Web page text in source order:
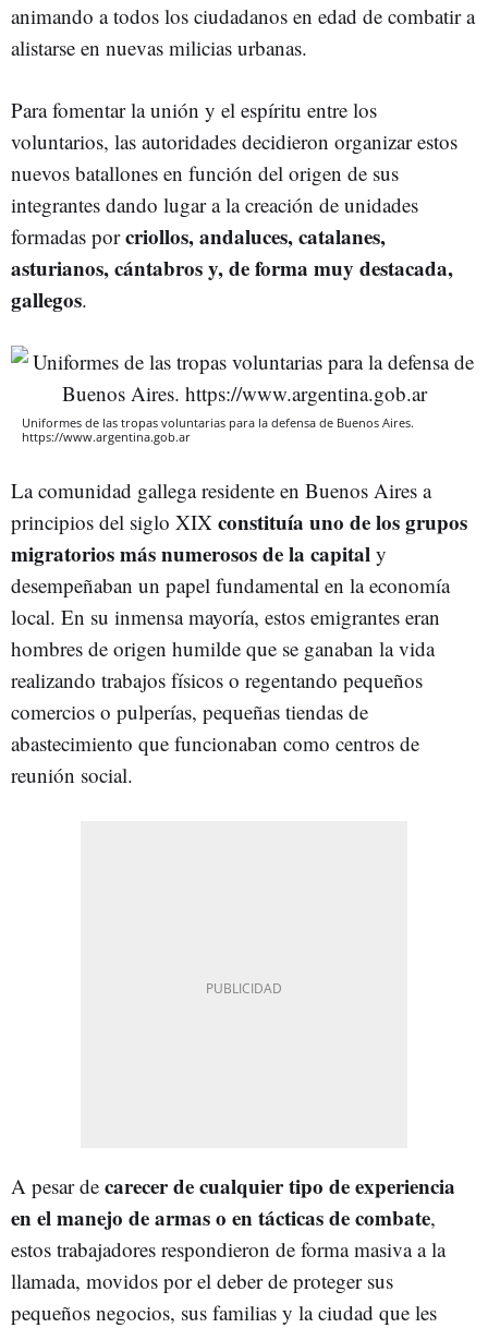
animando a todos los ciudadanos en edad de combatir a
alistarse en nuevas milicias urbanas.
Para fomentar la unión y el espíritu entre los
voluntarios, las autoridades decidieron organizar estos
nuevos batallones en función del origen de sus
integrantes dando lugar a la creación de unidades
formadas porcriollos, andaluces, catalanes,
asturianos, cántabros y, de forma muy destacada,
gallegos.
Uniformes de las tropas voluntarias para la defensa de Buenos Aires.
https://www.argentina.gob.ar
La comunidad gallega residente en Buenos Aires a
principios del siglo XIX constituía uno de los grupos
migratorios más numerosos de la capital y
desempeñaban un papel fundamental en la economía
local. En su inmensa mayoría, estos emigrantes eran
hombres de origen humilde que se ganaban la vida
realizando trabajos físicos o regentando pequeños
comercios o pulperías, pequeñas tiendas de
abastecimiento que funcionaban como centros de
reunión social.
A pesar de carecer de cualquier tipo de experiencia
en el manejo de armas o en tácticas de combate,
estos trabajadores respondieron de forma masiva a la
llamada, movidos por el deber de proteger sus
pequeños negocios, sus familias y la ciudad que les